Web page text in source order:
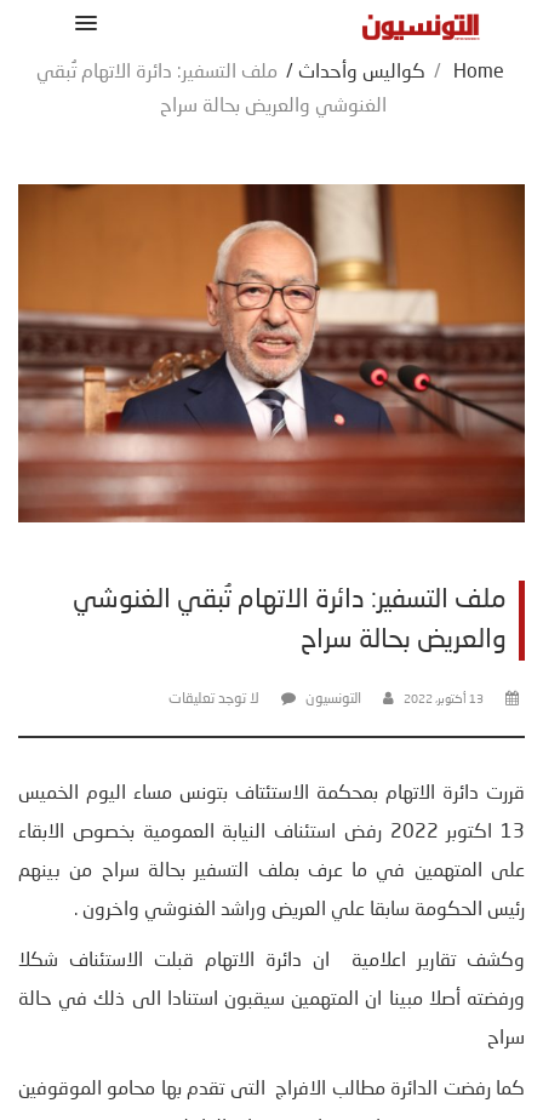
Home
/ كواليس وأحداث / ملف التسفير: دائرة الاتهام تُبقي
الغنوشي والعريض بحالة سراح
ملف التسفير: دائرة الاتهام تُبقي الغنوشي
والعريض بحالة سراح
13 أكتوبر، 2022 التونسيون لا توجد تعليقات
قررت دائرة الاتهام بمحكمة الاستئتاف بتونس مساء اليوم الخميس
13 اكتوبر 2022 رفض استئناف النيابة العمومية بخصوص الابقاء
على المتهمين في ما عرف بملف التسفير بحالة سراح من بينهم
رئيس الحكومة سابقا علي العريض وراشد الغنوشي واخرون .
وكشف تقارير اعلامية ان دائرة الاتهام قبلت الاستئناف شكلا
ورفضته أصلا مبينا ان المتهمين سيقبون استنادا الى ذلك في حالة
سراح
كما رفضت الدائرة مطالب الافراج التى تقدم بها محامو الموقوفين